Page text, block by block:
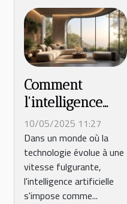
Comment
l'intelligence
artificielle
révolutionne le
home staging
10/05/2025 11:27
Dans un monde où la
technologie évolue à une
vitesse fulgurante,
l'intelligence artificielle
s'impose comme...